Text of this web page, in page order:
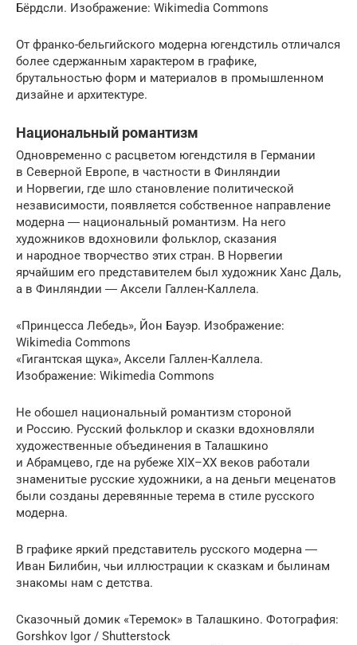
Бёрдсли. Изображение: Wikimedia Commons
От франко-бельгийского модерна югендстиль отличался
более сдержанным характером в графике,
брутальностью форм и материалов в промышленном
дизайне и архитектуре.
Национальный романтизм
Одновременно с расцветом югендстиля в Германии
в Северной Европе, в частности в Финляндии
и Норвегии, где шло становление политической
независимости, появляется собственное направление
модерна ― национальный романтизм. На него
художников вдохновили фольклор, сказания
и народное творчество этих стран. В Норвегии
ярчайшим его представителем был художник Ханс Даль,
а в Финляндии ― Аксели Галлен-Каллела.
«Принцесса Лебедь», Йон Бауэр. Изображение:
Wikimedia Commons
«Гигантская щука», Аксели Галлен-Каллела.
Изображение: Wikimedia Commons
Не обошел национальный романтизм стороной
и Россию. Русский фольклор и сказки вдохновляли
художественные объединения в Талашкино
и Абрамцево, где на рубеже XIX–XX веков работали
знаменитые русские художники, а на деньги меценатов
были созданы деревянные терема в стиле русского
модерна.
В графике яркий представитель русского модерна ―
Иван Билибин, чьи иллюстрации к сказкам и былинам
знакомы нам с детства.
Сказочный домик «Теремок» в Талашкино. Фотография:
Gorshkov Igor / Shutterstock